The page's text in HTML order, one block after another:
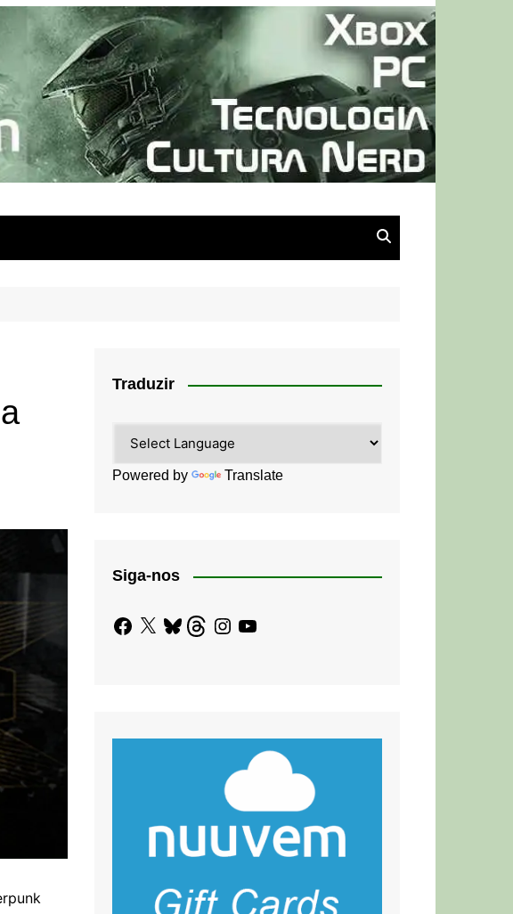
Traduzir
Powered by Translate
Siga-nos
Facebook
X BlueskyThreadsInstagram
YouTube